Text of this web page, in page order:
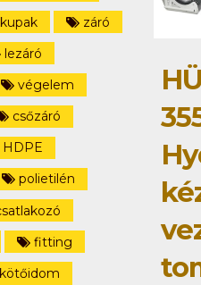
kupak
záró
lezáró
végelem
csőzáró
HDPE
polietilén
fitting
kötőidom